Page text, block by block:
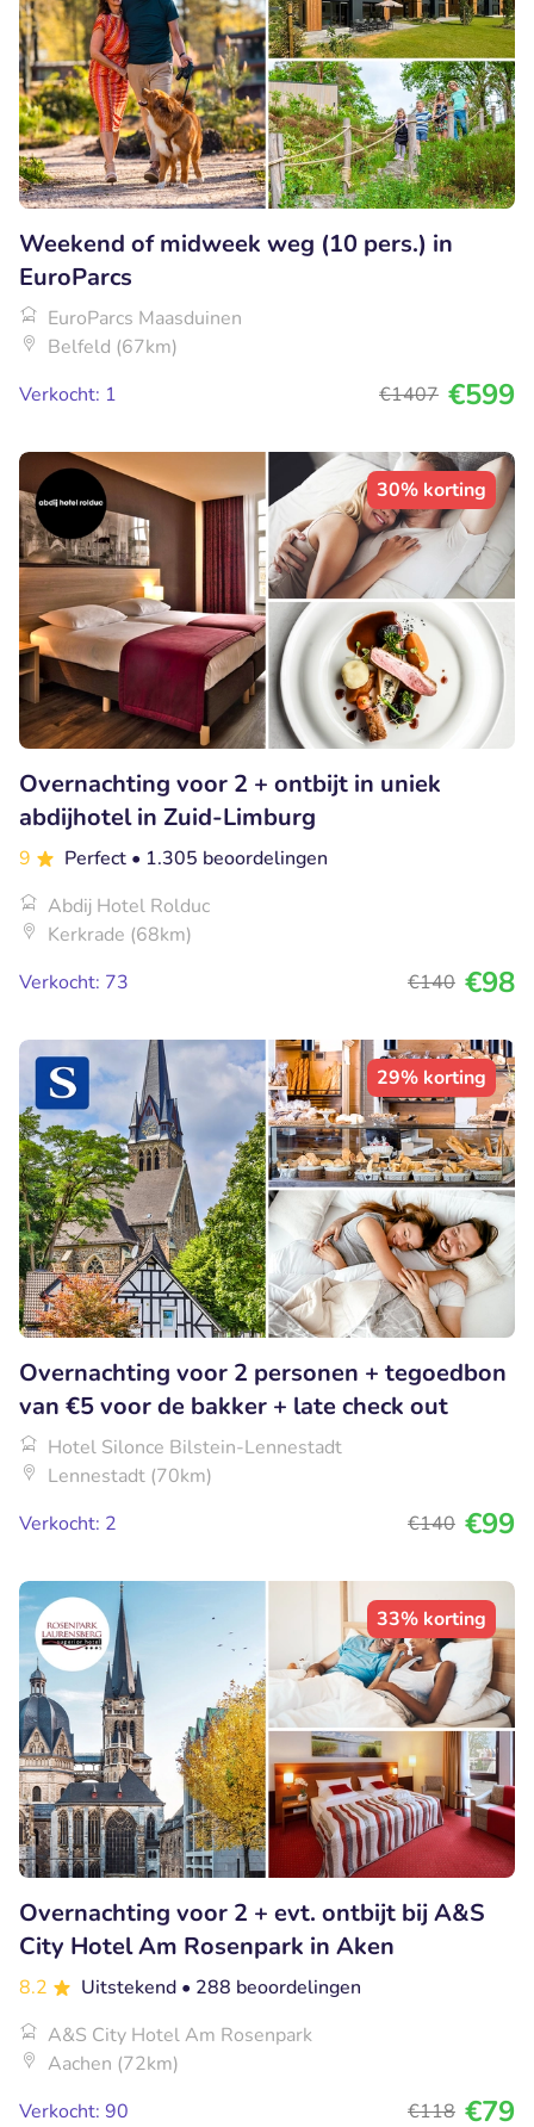
Weekend of midweek weg (10 pers.) in
EuroParcs
EuroParcs Maasduinen
Belfeld (67km)
Verkocht: 1
€1407 €599
30% korting
Overnachting voor 2 + ontbijt in uniek
abdijhotel in Zuid-Limburg
9 Perfect • 1.305 beoordelingen
Abdij Hotel Rolduc
Kerkrade (68km)
Verkocht: 73
€140 €98
29% korting
Overnachting voor 2 personen + tegoedbon
van €5 voor de bakker + late check out
Hotel Silonce Bilstein-Lennestadt
Lennestadt (70km)
Verkocht: 2
€140 €99
33% korting
Overnachting voor 2 + evt. ontbijt bij A&S
City Hotel Am Rosenpark in Aken
8.2 Uitstekend • 288 beoordelingen
A&S City Hotel Am Rosenpark
Aachen (72km)
Verkocht: 90
€118 €79